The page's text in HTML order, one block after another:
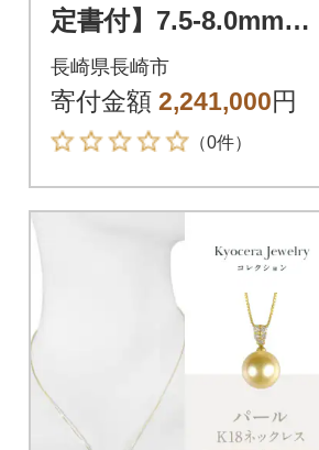
定書付】7.5-8.0mmア
コヤ真珠ネックレス
とイヤリングセット
長崎県長崎市
寄付金額 2,241,000円
（0件）